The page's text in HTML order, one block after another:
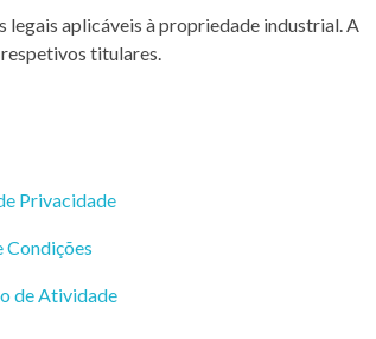
aplicáveis à propriedade industrial. A
titulares.
Privacidade
Condições
de Atividade